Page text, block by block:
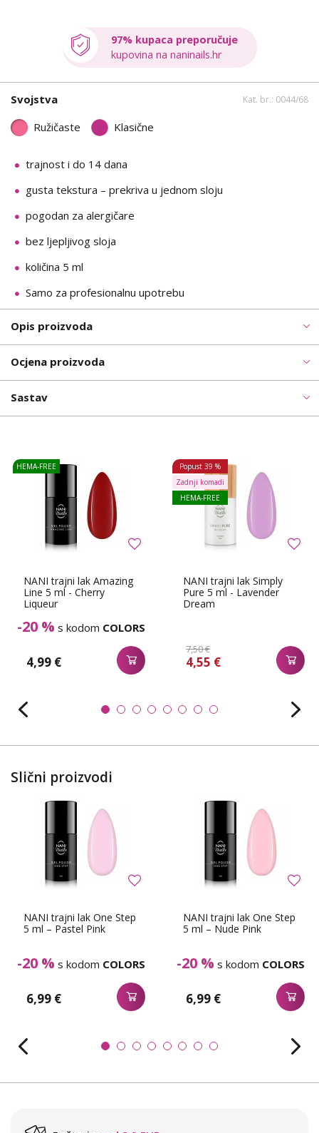
97% kupaca preporučuje
kupovina na naninails.hr
Svojstva Kat. br.: 0044/68
Ružičaste Klasične
trajnost i do 14 dana
gusta tekstura – prekriva u jednom sloju
pogodan za alergičare
bez ljepljivog sloja
količina 5 ml
Samo za profesionalnu upotrebu
Opis proizvoda
Ocjena proizvoda
Sastav
NANI trajni lak Amazing
Line 5 ml - Cherry
Liqueur
-20 % s kodom COLORS
4,99 €
HEMA-FREE
NANI trajni lak Simply
Pure 5 ml - Lavender
Dream
7,50 €
4,55 €
Popust 39 %
Zadnji komadi
HEMA-FREE
Slični proizvodi
NANI trajni lak One Step
5 ml – Pastel Pink
-20 % s kodom COLORS
6,99 €
NANI trajni lak One Step
5 ml – Nude Pink
-20 % s kodom COLORS
6,99 €